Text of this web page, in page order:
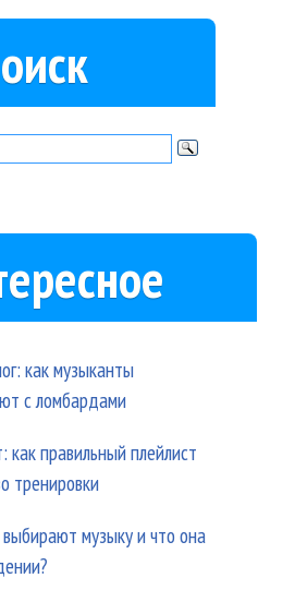
как музыканты
с ломбардами
как правильный плейлист
тренировки
музыку и что она